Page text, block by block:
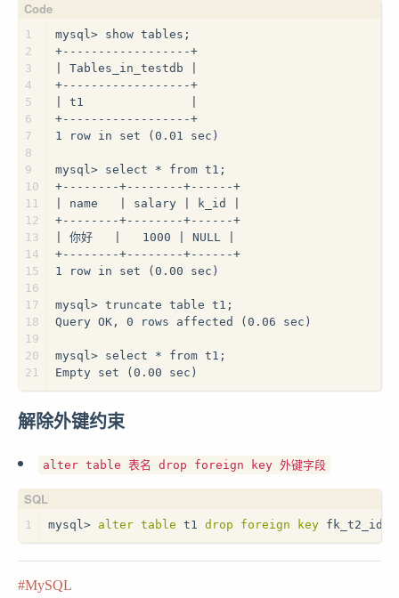
1
2
3
4
5
6
7
8
9
10
11
12
13
14
15
16
17
18
19
20
21
mysql> show tables;
+------------------+
| Tables_in_testdb |
+------------------+
| t1               |
+------------------+
1 row in set (0.01 sec)
mysql> select * from t1;
+--------+--------+------+
| name   | salary | k_id |
+--------+--------+------+
| 你好   |   1000 | NULL |
+--------+--------+------+
1 row in set (0.00 sec)
mysql> truncate table t1;
Query OK, 0 rows affected (0.06 sec)
mysql> select * from t1;
Empty set (0.00 sec)
解除外键约束
alter table 表名 drop foreign key 外键字段
1 mysql > alter table t1 drop foreign key fk_t2_id;
MySQL